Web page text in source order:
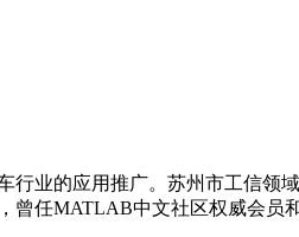
业的应用推广。苏州市工信
曾任MATLAB中文社区权威会员